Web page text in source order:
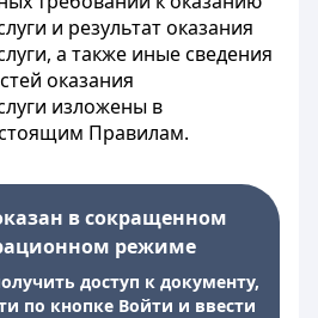
и результат оказания
а также иные сведения
оказания
изложены в
Правилам.
в сокращенном
режиме
доступ к документу,
по кнопке Войти и ввести